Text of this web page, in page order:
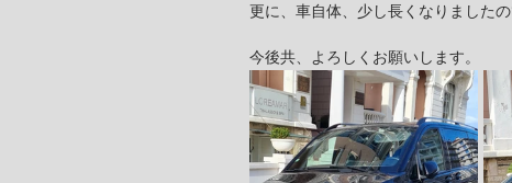
更に、車自体、少し長くなりました
今後共、よろしくお願いします。